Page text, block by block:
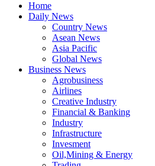
Home
Daily News
Country News
Asean News
Asia Pacific
Global News
Business News
Agrobusiness
Airlines
Creative Industry
Financial & Banking
Industry
Infrastructure
Invesment
Oil,Mining & Energy